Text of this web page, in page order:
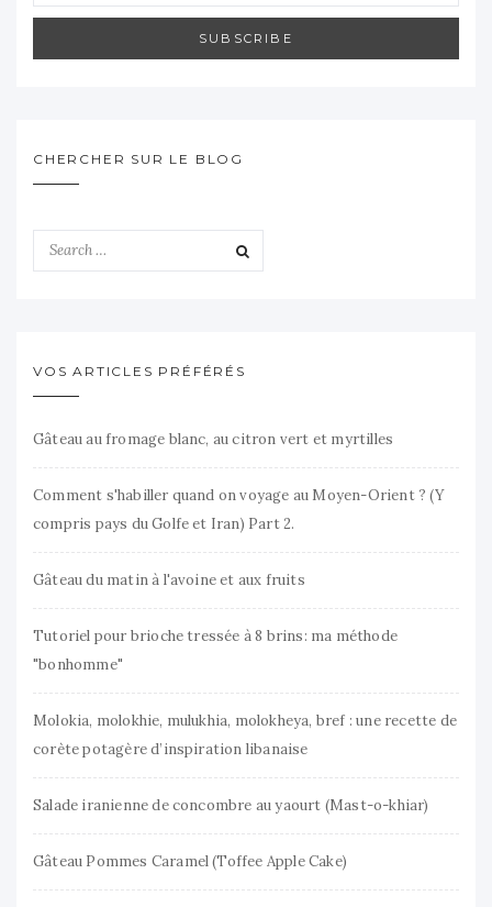
SUBSCRIBE
CHERCHER SUR LE BLOG
VOS ARTICLES PRÉFÉRÉS
Gâteau au fromage blanc, au citron vert et myrtilles
Comment s'habiller quand on voyage au Moyen-Orient ? (Y
compris pays du Golfe et Iran) Part 2.
Gâteau du matin à l'avoine et aux fruits
Tutoriel pour brioche tressée à 8 brins: ma méthode
"bonhomme"
Molokia, molokhie, mulukhia, molokheya, bref : une recette de
corète potagère d’inspiration libanaise
Salade iranienne de concombre au yaourt (Mast-o-khiar)
Gâteau Pommes Caramel (Toffee Apple Cake)